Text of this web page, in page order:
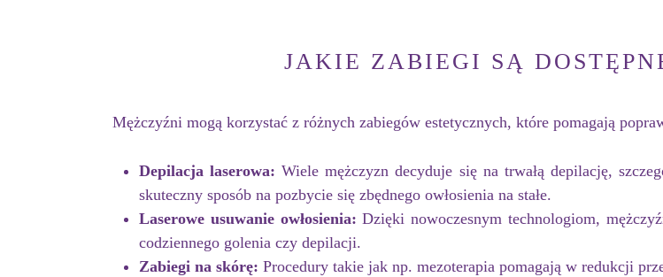
JAKIE ZABIEGI SĄ
Mężczyźni mogą korzystać z różnych zabiegów estetycznych, które pomagają
Depilacja laserowa: Wiele mężczyzn decyduje się na trwałą depilację,
skuteczny sposób na pozbycie się zbędnego owłosienia na stałe.
Laserowe usuwanie owłosienia: Dzięki nowoczesnym technologiom,
codziennego golenia czy depilacji.
Zabiegi na skórę: Procedury takie jak np. mezoterapia pomagają w redukcji